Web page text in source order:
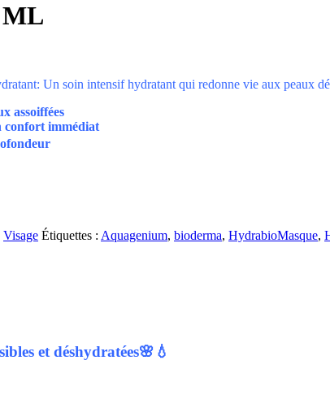
ML
Un soin intensif hydratant qui redonne vie aux peaux
assoiffées
confort immédiat
Visage Étiquettes : Aquagenium, bioderma, HydrabioMasque,
et déshydratées🌸💧